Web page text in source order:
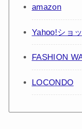
amazon
Yahoo!ショ
FASHION
LOCONDO